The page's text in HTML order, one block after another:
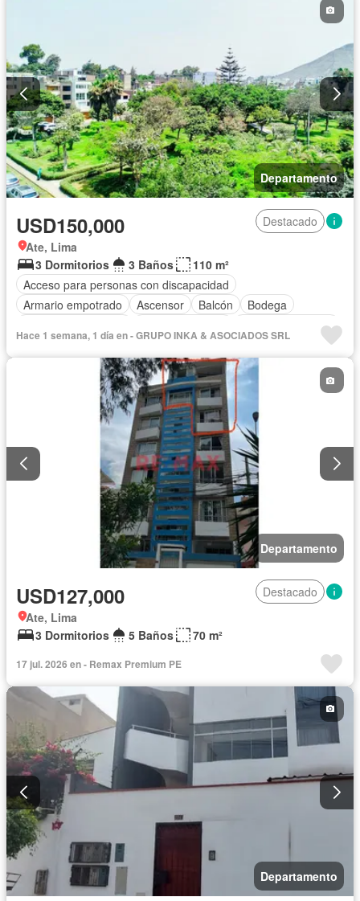
Departamento
USD150,000
Destacado
Ate, Lima
3 Dormitorios
3 Baños
110 m²
Acceso para personas con discapacidad
Armario empotrado
Ascensor Balcón
Bodega
Cuarto de servicio
Gas natural
Internet Seguridad
Vista panorámica
Parcialmente amoblado
Hace 1 semana, 1 día en - GRUPO INKA & ASOCIADOS SRL
Departamento
USD127,000
Destacado
Ate, Lima
3 Dormitorios
5 Baños 70 m²
17 jul. 2026 en - Remax Premium PE
Departamento